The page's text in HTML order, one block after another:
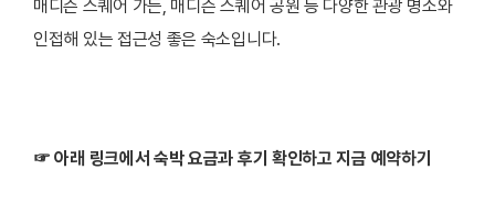
매디슨 스퀘어 가든, 매디슨 스퀘어 공원 등 다양한 관광 명소와
인접해 있는 접근성 좋은 숙소입니다.
☞ 아래 링크에서 숙박 요금과 후기 확인하고 지금 예약하기